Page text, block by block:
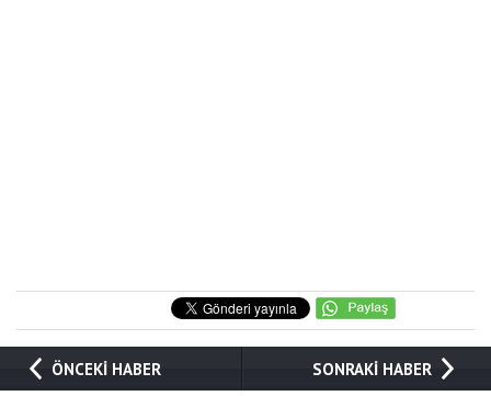
ÖNCEKİ HABER SONRAKİ HABER